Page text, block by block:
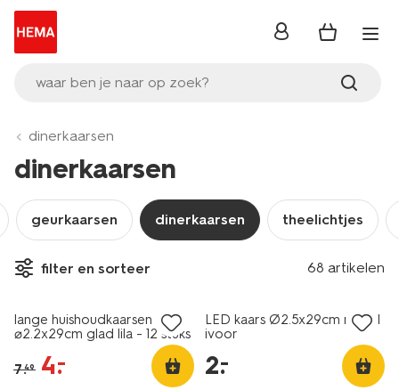
waar ben je naar op zoek?
inloggen
dinerkaarsen
dinerkaarsen
geurkaarsen dinerkaarsen theelichtjes
filter en sorteer 68 artikelen
sale
lange huishoudkaarsen
⌀2.2x29cm glad lila - 12 stuks
7.49 4.
–
LED kaars Ø2.5x29cm ribbel
ivoor
2.
–